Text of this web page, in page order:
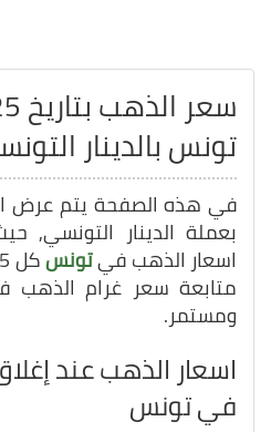
تونس بالدينار
في هذه الصفحة يتم عرض
بعملة الدينار التونسي,
اسعار الذهب فيتونس
متابعة سعر غرام
ومستمر.
اسعار الذهب عند
في تونس